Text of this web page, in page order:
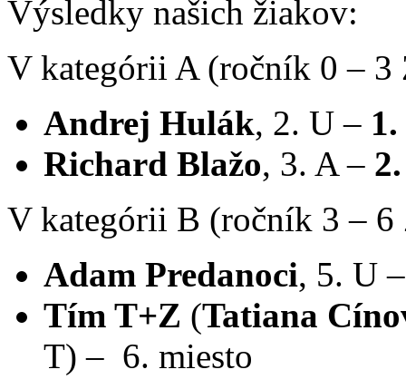
Výsledky našich žiakov:
V kategórii A (ročník 0 – 3
Andrej Hulák, 2. U –
Richard Blažo, 3. A –
V kategórii B (ročník 3 – 6
Adam Predanoci, 5. U
Tím T+Z (Tatiana
T) – 6. miesto